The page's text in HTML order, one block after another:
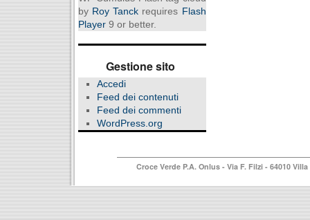
by Roy Tanck requires Flash
Player9 or better.
Gestione sito
Accedi
Feed dei contenuti
Feed dei commenti
WordPress.org
Croce Verde P.A. Onlus - Via F. Filzi - 64010